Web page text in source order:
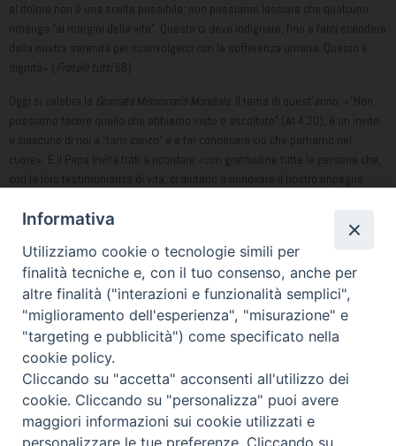
al dolore non è una scelta possibile; non possiamo lasciare che qualcuno
rimanga “ai margini della vita”. Questo ci deve indignare, fino a farci scendere
dalla nostra serenità per sconvolgerci con la sofferenza umana. Questo è
dignità» ( Fratelli tutti 68).
Oggi si celebra la Giornata Missionaria Mondiale . Il tema di quest’anno, «“Non
possiamo tacere quello che abbiamo visto e ascoltato” (At 4,20), è un invito
a ciascuno di noi a “farci carico” e a far conoscere ciò che portiamo nel
cuore». E il Papa invita tutti a ricordare «con gratitudine tutte le persone che,
con la loro testimonianza di vita, ci aiutano a rinnovare il nostro impegno
Sull’esempio di Bartimeo gridiamo forte, con fede a Dio sicuri di essere
ascoltati e gridiamo più forte, con la nostra vita il Vangelo che ogni domenica
ascoltiamo.
don Alfonso Lettieri
Condividi…
Informativa
Utilizziamo cookie o tecnologie simili per
finalità tecniche e, con il tuo consenso, anche per
altre finalità ("interazioni e funzionalità semplici",
"miglioramento dell'esperienza", "misurazione" e
"targeting e pubblicità") come specificato nella
cookie policy.
Cliccando su "accetta" acconsenti all'utilizzo dei
cookie. Cliccando su "personalizza" puoi avere
maggiori informazioni sui cookie utilizzati e